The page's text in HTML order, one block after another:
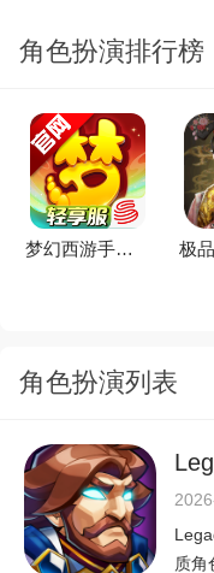
角色扮演排行榜
梦幻西游手游下载2026最新版v1.563.0官方版
角色扮演列表
质角